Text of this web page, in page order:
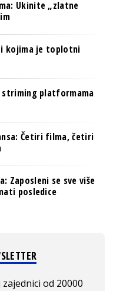
Ukinite „zlatne
kojima je toplotni
striming platformama
Četiri filma, četiri
Zaposleni se sve više
posledice
od 20000